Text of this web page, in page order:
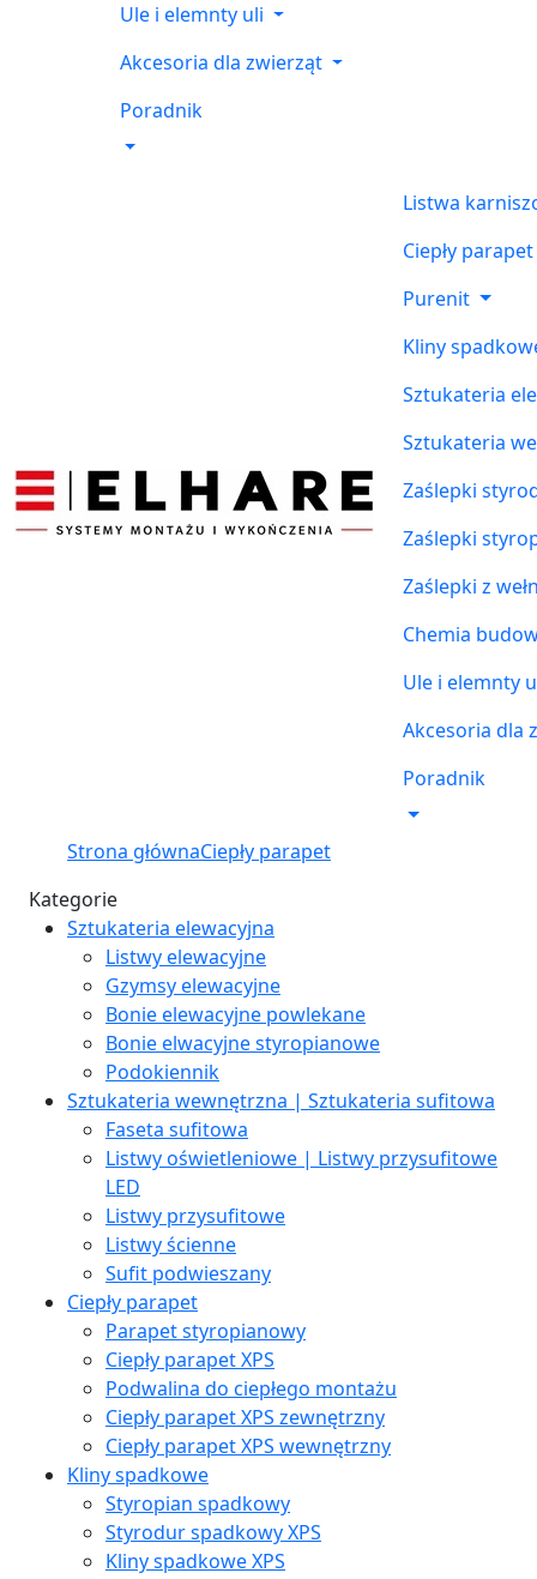
Ule i elemnty uli
Akcesoria dla zwierząt
Poradnik
Listwa
Ciepły parapet
Purenit
Kliny
Sztukateria
Sztukateria
Zaślepki
Zaślepki
Zaślepki z
Chemia
Ule i elemnty
Akcesoria dla
Poradnik
Strona głównaCiepły parapet
Kategorie
Sztukateria elewacyjna
Listwy elewacyjne
Gzymsy elewacyjne
Bonie elewacyjne powlekane
Bonie elwacyjne styropianowe
Podokiennik
Sztukateria wewnętrzna | Sztukateria sufitowa
Faseta sufitowa
Listwy oświetleniowe | Listwy przysufitowe
LED
Listwy przysufitowe
Listwy ścienne
Sufit podwieszany
Ciepły parapet
Parapet styropianowy
Ciepły parapet XPS
Podwalina do ciepłego montażu
Ciepły parapet XPS zewnętrzny
Ciepły parapet XPS wewnętrzny
Kliny spadkowe
Styropian spadkowy
Styrodur spadkowy XPS
Kliny spadkowe XPS